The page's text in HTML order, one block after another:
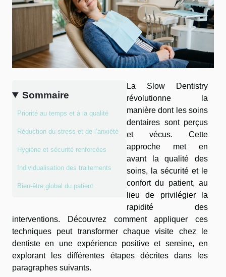
Sommaire
Priorité au temps et à la qualité
Réduction du stress et de l’anxiété
Hygiène et sécurité renforcées
Individualisation des traitements
Bien-être global du patient
La Slow Dentistry
révolutionne la
manière dont les soins
dentaires sont perçus
et vécus. Cette
approche met en
avant la qualité des
soins, la sécurité et le
confort du patient, au
lieu de privilégier la
rapidité des
interventions. Découvrez comment appliquer ces
techniques peut transformer chaque visite chez le
dentiste en une expérience positive et sereine, en
explorant les différentes étapes décrites dans les
paragraphes suivants.